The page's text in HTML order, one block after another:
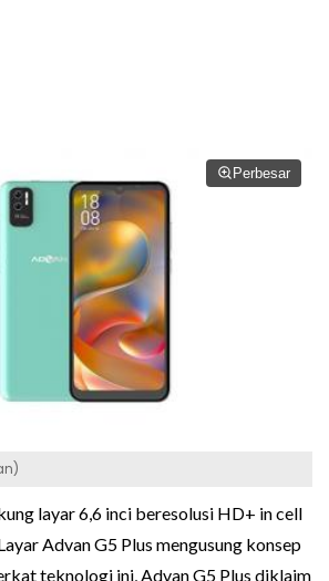
Perbesar
layar 6,6 inci beresolusi HD+ in cell
Advan G5 Plus mengusung konsep
teknologi ini, Advan G5 Plus diklaim